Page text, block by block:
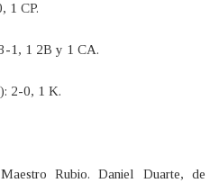
1 CP.
1, 1 2B y 1 CA.
2-0, 1 K.
Rubio. Daniel Duarte, de